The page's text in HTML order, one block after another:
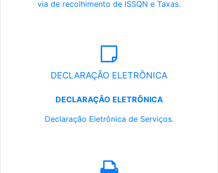
via de recolhimento de ISSQN e Taxas.
DECLARAÇÃO ELETRÔNICA
DECLARAÇÃO ELETRÔNICA
Declaração Eletrônica de Serviços.